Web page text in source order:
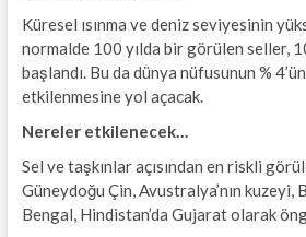
Küresel ısınma ve deniz seviyesinin
normalde 100 yılda bir görülen seller,
başlandı. Bu da dünya nüfusunun %
etkilenmesine yol açacak.
Nereler etkilenecek…
Sel ve taşkınlar açısından en riskli
Güneydoğu Çin, Avustralya’nın kuzeyi,
Bengal, Hindistan’da Gujarat olarak